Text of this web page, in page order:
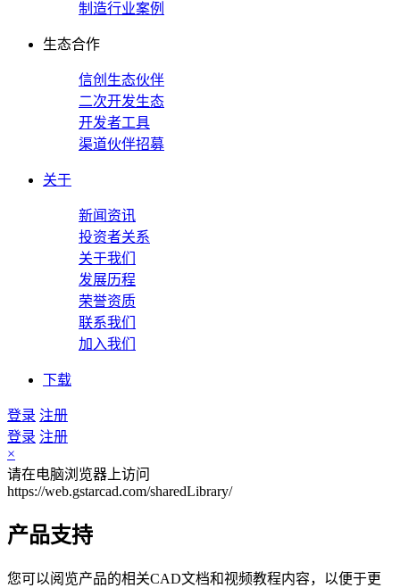
制造行业案例
生态合作
信创生态伙伴
二次开发生态
开发者工具
渠道伙伴招募
关于
新闻资讯
投资者关系
关于我们
发展历程
荣誉资质
联系我们
加入我们
下载
登录 注册
登录 注册
×
请在电脑浏览器上访问
https://web.gstarcad.com/sharedLibrary/
产品支持
您可以阅览产品的相关CAD文档和视频教程内容，以便于更